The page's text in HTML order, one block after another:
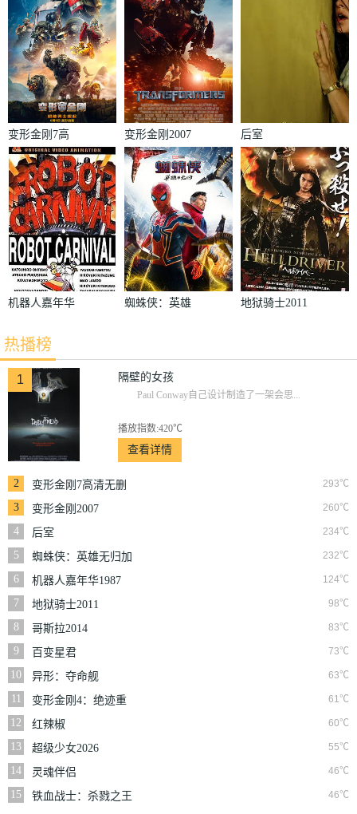
变形金刚7高
清无删减版
变形金刚2007 后室
机器人嘉年华
蜘蛛侠：英雄
地狱骑士2011
热播榜
1 隔壁的女孩
Paul Conway自己设计制造了一架会思...
播放指数:420℃
查看详情
2 293℃
变形金刚7高清无删
减版
3 260℃
变形金刚2007
4
234℃
后室
5
232℃
蜘蛛侠：英雄无归加
长版
6 124℃
机器人嘉年华1987
7
98℃
地狱骑士2011
8
83℃
哥斯拉2014
9
73℃
百变星君
10
63℃
异形：夺命舰
11
61℃
变形金刚4：绝迹重
生普通话版
12 60℃
红辣椒
13
55℃
超级少女2026
14
46℃
灵魂伴侣
15
46℃
铁血战士：杀戮之王